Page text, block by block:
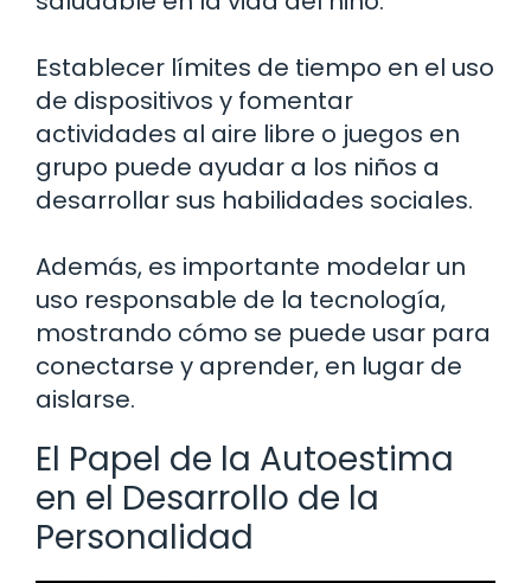
Establecer límites de tiempo en el uso
de dispositivos y fomentar
actividades al aire libre o juegos en
grupo puede ayudar a los niños a
desarrollar sus habilidades sociales.
Además, es importante modelar un
uso responsable de la tecnología,
mostrando cómo se puede usar para
conectarse y aprender, en lugar de
aislarse.
El Papel de la Autoestima
en el Desarrollo de la
Personalidad